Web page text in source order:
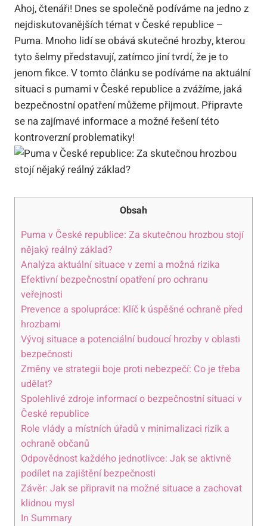
Ahoj, čtenáři! Dnes se společně podíváme na jedno z
nejdiskutovanějších témat v České republice –
Puma. Mnoho lidí se obává skutečné hrozby, kterou
tyto šelmy představují, zatímco jiní tvrdí, že je to
jenom fikce. V tomto článku se podíváme na aktuální
situaci s pumami v České republice a zvážíme, jaká
bezpečnostní opatření můžeme přijmout. Připravte
se na zajímavé informace a možné řešení této
kontroverzní problematiky!
Obsah
Puma v České republice: Za skutečnou hrozbou stojí
nějaký reálný základ?
Analýza aktuální situace v zemi a možná rizika
Efektivní bezpečnostní opatření pro ochranu
veřejnosti
Prevence a spolupráce: Klíč k úspěšné ochraně před
hrozbami
Vývoj situace a potenciální budoucí hrozby v oblasti
bezpečnosti
Změny ve strategii boje proti nebezpečí: Co je třeba
udělat?
Spolehlivé zdroje informací o bezpečnostní situaci v
České republice
Role vlády a místních úřadů v minimalizaci rizik a
ochraně občanů
Odpovědnost každého jednotlivce: Jak se aktivně
podílet na zajištění bezpečnosti
Závěr: Jak se připravit na možné situace a zachovat
klidnou mysl
In Summary